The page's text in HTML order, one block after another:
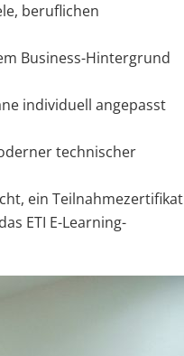
beruflichen
Business-Hintergrund
individuell angepasst
technischer
ein Teilnahmezertifikat
ETI E-Learning-